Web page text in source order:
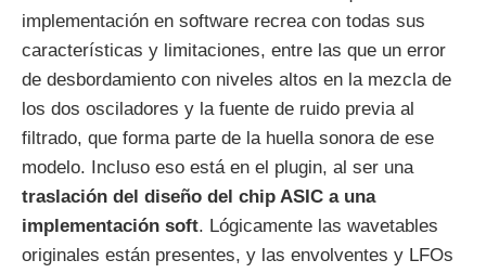
implementación en software recrea con todas sus
características y limitaciones, entre las que un error
de desbordamiento con niveles altos en la mezcla de
los dos osciladores y la fuente de ruido previa al
filtrado, que forma parte de la huella sonora de ese
modelo. Incluso eso está en el plugin, al ser una
traslación del diseño del chip ASIC a una
implementación soft. Lógicamente las wavetables
originales están presentes, y las envolventes y LFOs